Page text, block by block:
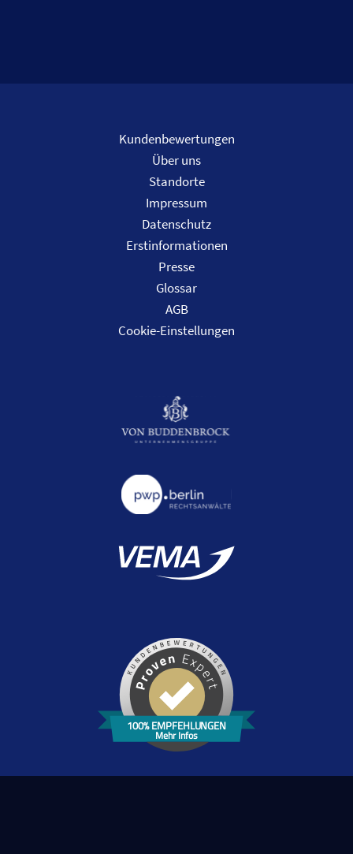
Kundenbewertungen
Über uns
Standorte
Impressum
Datenschutz
Erstinformationen
Presse
Glossar
AGB
Cookie-Einstellungen
100% EMPFEHLUNGEN
Mehr Infos